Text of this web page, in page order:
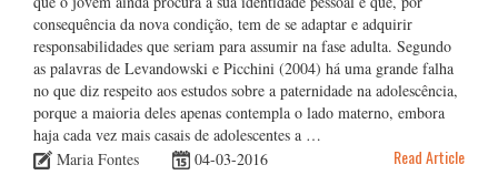
consequência da nova condição, tem de se adaptar e adquirir
responsabilidades que seriam para assumir na fase adulta. Segundo
as palavras de Levandowski e Picchini (2004) há uma grande falha
no que diz respeito aos estudos sobre a paternidade na adolescência,
porque a maioria deles apenas contempla o lado materno, embora
haja cada vez mais casais de adolescentes a …
Maria Fontes
04-03-2016 Read Article